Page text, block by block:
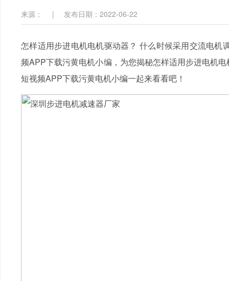
来源： | 发布日期：2022-06-22
怎样适用步进电机电机驱动器？ 什么时候采用交流电
频APP下载污黄电机小编，为您揭秘怎样适用步进电机
短视频APP下载污黄电机小编一起来看看吧！